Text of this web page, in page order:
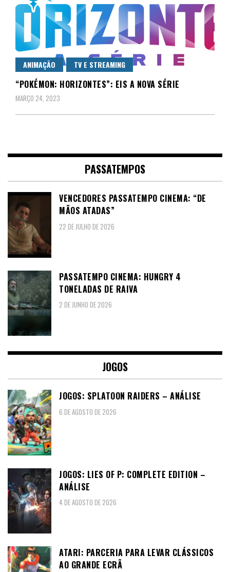
ANIMAÇÃO TV E STREAMING
“POKÉMON: HORIZONTES”: EIS A NOVA SÉRIE
MARÇO 24, 2023
PASSATEMPOS
VENCEDORES PASSATEMPO CINEMA: “DE
MÃOS ATADAS”
22 DE JULHO DE 2026
PASSATEMPO CINEMA: HUNGRY 4
TONELADAS DE RAIVA
2 DE JUNHO DE 2026
JOGOS
JOGOS: SPLATOON RAIDERS – ANÁLISE
6 DE AGOSTO DE 2026
JOGOS: LIES OF P: COMPLETE EDITION –
ANÁLISE
4 DE AGOSTO DE 2026
ATARI: PARCERIA PARA LEVAR CLÁSSICOS
AO GRANDE ECRÃ